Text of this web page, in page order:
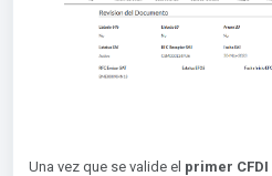
Una vez que se valide el primer CFDI